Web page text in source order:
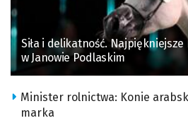
Siła i delikatność.
w Janowie Podlaskim
Minister rolnictwa: Konie
marka